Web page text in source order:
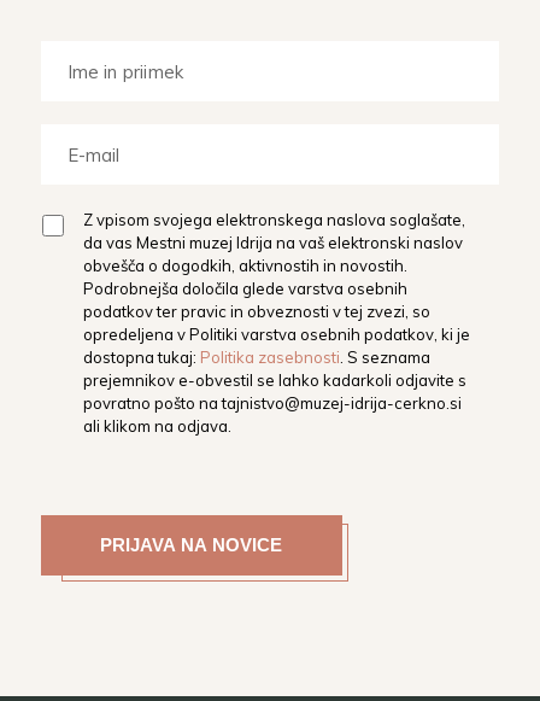
Z vpisom svojega elektronskega naslova soglašate,
da vas Mestni muzej Idrija na vaš elektronski naslov
obvešča o dogodkih, aktivnostih in novostih.
Podrobnejša določila glede varstva osebnih
podatkov ter pravic in obveznosti v tej zvezi, so
opredeljena v Politiki varstva osebnih podatkov, ki je
dostopna tukaj: Politika zasebnosti . S seznama
prejemnikov e-obvestil se lahko kadarkoli odjavite s
povratno pošto natajnistvo@muzej-idrija-cerkno.si
ali klikom na odjava.